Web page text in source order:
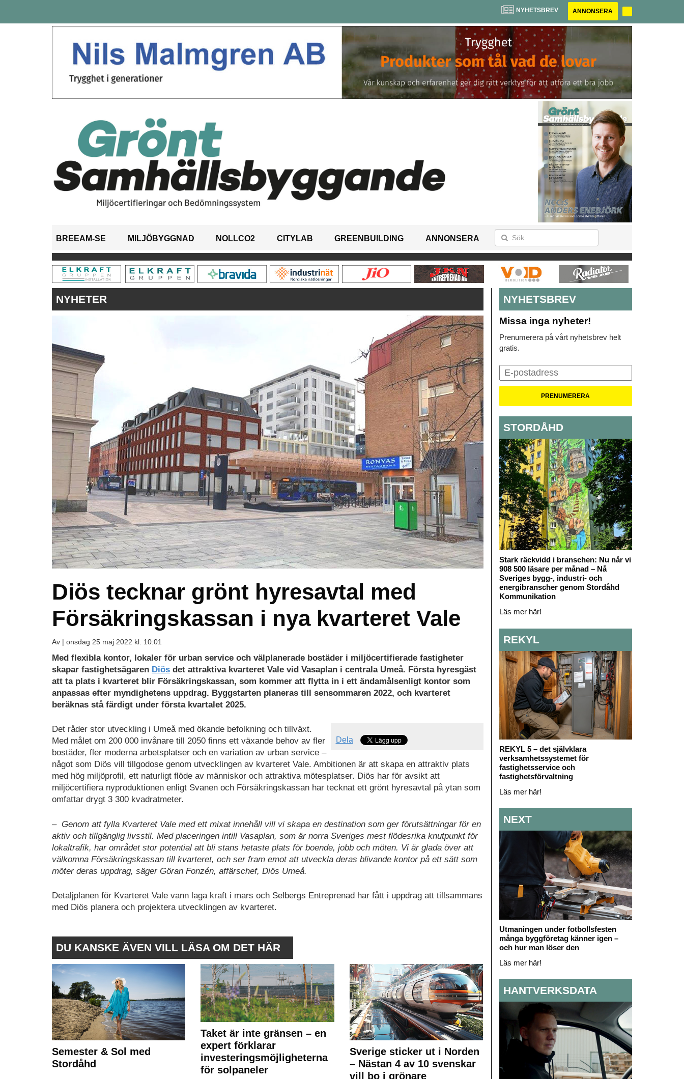
NYHETSBREV ANNONSERA
BREEAM-SE MILJÖBYGGNAD NOLLCO2 CITYLAB GREENBUILDING ANNONSERA
NYHETER
Diös tecknar grönt hyresavtal med
Försäkringskassan i nya kvarteret Vale
Av | onsdag 25 maj 2022 kl. 10:01
Med flexibla kontor, lokaler för urban service och välplanerade bostäder i miljöcertifierade fastigheter
skapar fastighetsägaren Diös det attraktiva kvarteret Vale vid Vasaplan i centrala Umeå. Första hyresgäst
att ta plats i kvarteret blir Försäkringskassan, som kommer att flytta in i ett ändamålsenligt kontor som
anpassas efter myndighetens uppdrag. Byggstarten planeras till sensommaren 2022, och kvarteret
beräknas stå färdigt under första kvartalet 2025.
Dela
Det råder stor utveckling i Umeå med ökande befolkning och tillväxt.
Med målet om 200 000 invånare till 2050 finns ett växande behov av fler
bostäder, fler moderna arbetsplatser och en variation av urban service –
något som Diös vill tillgodose genom utvecklingen av kvarteret Vale. Ambitionen är att skapa en attraktiv plats
med hög miljöprofil, ett naturligt flöde av människor och attraktiva mötesplatser. Diös har för avsikt att
miljöcertifiera nyproduktionen enligt Svanen och Försäkringskassan har tecknat ett grönt hyresavtal på ytan som
omfattar drygt 3 300 kvadratmeter.
– Genom att fylla Kvarteret Vale med ett mixat innehåll vill vi skapa en destination som ger förutsättningar för en
aktiv och tillgänglig livsstil. Med placeringen intill Vasaplan, som är norra Sveriges mest flödesrika knutpunkt för
lokaltrafik, har området stor potential att bli stans hetaste plats för boende, jobb och möten. Vi är glada över att
välkomna Försäkringskassan till kvarteret, och ser fram emot att utveckla deras blivande kontor på ett sätt som
möter deras uppdrag, säger Göran Fonzén, affärschef, Diös Umeå.
Detaljplanen för Kvarteret Vale vann laga kraft i mars och Selbergs Entreprenad har fått i uppdrag att tillsammans
med Diös planera och projektera utvecklingen av kvarteret.
DU KANSKE ÄVEN VILL LÄSA OM DET HÄR
Semester & Sol med
Stordåhd
Taket är inte gränsen – en
expert förklarar
investeringsmöjligheterna
för solpaneler
Sverige sticker ut i Norden
– Nästan 4 av 10 svenskar
vill bo i grönare
NYHETSBREV
Missa inga nyheter!
Prenumerera på vårt nyhetsbrev helt
gratis.
STORDÅHD
Stark räckvidd i branschen: Nu når vi
908 500 läsare per månad – Nå
Sveriges bygg-, industri- och
energibranscher genom Stordåhd
Kommunikation
Läs mer här!
REKYL
REKYL 5 – det självklara
verksamhetssystemet för
fastighetsservice och
fastighetsförvaltning
Läs mer här!
NEXT
Utmaningen under fotbollsfesten
många byggföretag känner igen –
och hur man löser den
Läs mer här!
HANTVERKSDATA